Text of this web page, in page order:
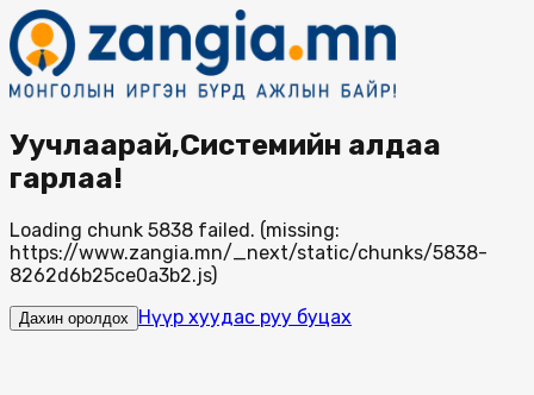
Уучлаарай,Системийн алдаа
гарлаа!
Loading chunk 5838 failed. (missing:
https://www.zangia.mn/_next/static/chunks/5838-
8262d6b25ce0a3b2.js)
Дахин оролдох Нүүр хуудас руу буцах